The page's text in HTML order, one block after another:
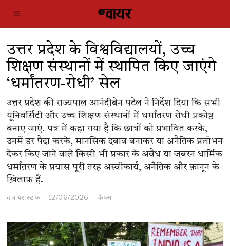
उत्तर प्रदेश के विश्वविद्यालयों, उच्च
शिक्षण संस्थानों में स्थापित किए जाएंगे
‘धर्मांतरण-रोधी’ सेल
उत्तर प्रदेश की राज्यपाल आनंदीबेन पटेल ने निर्देश दिया कि सभी
यूनिवर्सिटी और उच्च शिक्षण संस्थानों में धर्मांतरण रोधी प्रकोष्ठ
बनाए जाएं. पत्र में कहा गया है कि छात्रों को प्रभावित करके,
उनमें डर पैदा करके, मानसिक दबाव बनाकर या अनैतिक प्रलोभन
देकर किए जाने वाले किसी भी प्रकार के अवैध या जबरन धार्मिक
धर्मांतरण के प्रयास पूरी तरह अस्वीकार्य, अनैतिक और क़ानून के
ख़िलाफ़ हैं.
द वायर स्टाफ 12/06/2026 कैंपस